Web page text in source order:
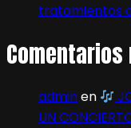
tratamientos
adminen
UN